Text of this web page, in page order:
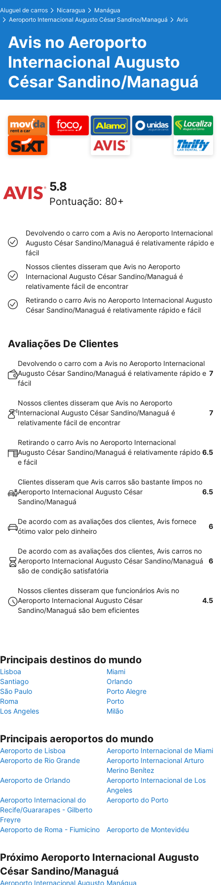
Aluguel de carros Nicaragua
Manágua
Aeroporto Internacional Augusto César Sandino/Managuá
Avis
Avis no Aeroporto
Internacional Augusto
César Sandino/Managuá
5.8
Pontuação: 80+
Devolvendo o carro com a Avis no Aeroporto Internacional
Augusto César Sandino/Managuá é relativamente rápido e
fácil
Nossos clientes disseram que Avis no Aeroporto
Internacional Augusto César Sandino/Managuá é
relativamente fácil de encontrar
Retirando o carro Avis no Aeroporto Internacional Augusto
César Sandino/Managuá é relativamente rápido e fácil
Avaliações De Clientes
Devolvendo o carro com a Avis no Aeroporto Internacional
Augusto César Sandino/Managuá é relativamente rápido e
fácil
7
Nossos clientes disseram que Avis no Aeroporto
Internacional Augusto César Sandino/Managuá é
relativamente fácil de encontrar
7
Retirando o carro Avis no Aeroporto Internacional
Augusto César Sandino/Managuá é relativamente rápido
e fácil
6.5
Clientes disseram que Avis carros são bastante limpos no
Aeroporto Internacional Augusto César
Sandino/Managuá
6.5
De acordo com as avaliações dos clientes, Avis fornece
ótimo valor pelo dinheiro
6
De acordo com as avaliações dos clientes, Avis carros no
Aeroporto Internacional Augusto César Sandino/Managuá
são de condição satisfatória
6
Nossos clientes disseram que funcionários Avis no
Aeroporto Internacional Augusto César
Sandino/Managuá são bem eficientes
4.5
Principais destinos do mundo
Lisboa
Miami
Santiago
Orlando
São Paulo
Porto Alegre
Roma
Porto
Los Angeles
Milão
Principais aeroportos do mundo
Aeroporto de Lisboa
Aeroporto Internacional de Miami
Aeroporto de Rio Grande
Aeroporto Internacional Arturo
Merino Benítez
Aeroporto de Orlando
Aeroporto Internacional de Los
Angeles
Aeroporto Internacional do
Recife/Guararapes - Gilberto
Freyre
Aeroporto do Porto
Aeroporto de Roma - Fiumicino Aeroporto de Montevidéu
Próximo Aeroporto Internacional Augusto
César Sandino/Managuá
Aeroporto Internacional Augusto Manágua